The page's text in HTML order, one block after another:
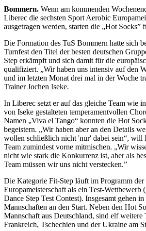
Bommern. Wenn am kommenden
Liberec die sechsten Sport Aerobic
ausgetragen werden, starten die „Hot Socks”
Die Formation des TuS Bommern hatte sich
Turnfest den Titel der besten deutschen
Step erkämpft und sich damit für die
qualifiziert. „Wir haben uns intensiv auf den
und im letzten Monat drei mal in der Woche
Trainer Jochen Iseke.
In Liberec setzt er auf das gleiche Team wie
von Iseke gestalteten temperamentvollen
Namen „Viva el Tango“ konnten die Hot
begeistern. „Wir haben aber an den Details
wollen schließlich nicht 'nur' dabei sein“, will
Team zumindest vorne mitmischen. „Wir
nicht wie stark die Konkurrenz ist, aber als
Team müssen wir uns nicht verstecken.”
Die Kategorie Fit-Step läuft im Programm
Europameisterschaft als ein Test-Wettbewerb
Dance Step Test Contest). Insgesamt gehen
Mannschaften an den Start. Neben den Hot
Mannschaft aus Deutschland, sind elf weitere
Frankreich, Tschechien und der Ukraine am